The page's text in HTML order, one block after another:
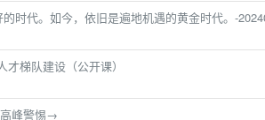
时代。如今，依旧是遍地机遇的黄金时代。-
梯队建设（公开课）
峰警惕→